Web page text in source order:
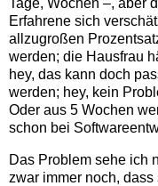
Erfahrene sich
allzugroßen
werden; die Hausfrau
hey, das kann doch
werden; hey, kein
Oder aus 5 Wochen
schon bei
Das Problem sehe ich
zwar immer noch,